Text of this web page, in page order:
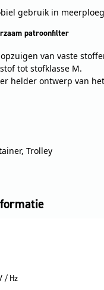
gebruik in
patroonfilter
van vaste
tot stofklasse M.
helder ontwerp van
Trolley
/ Hz